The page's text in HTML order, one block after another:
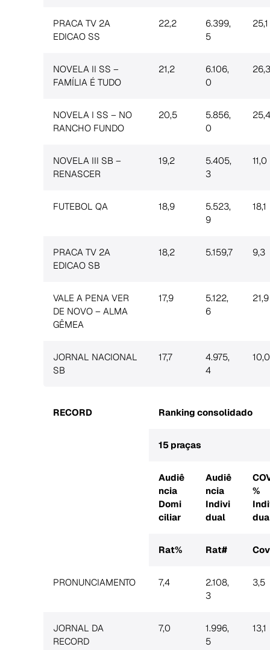
PRACA TV 2A
EDICAO SS
22,2
6.399,
5
25,1
NOVELA II SS –
FAMÍLIA É TUDO
21,2
6.106,
0
26,3
NOVELA I SS – NO
RANCHO FUNDO
20,5
5.856,
0
25,4
NOVELA III SB –
RENASCER
19,2
5.405,
3
11,0
FUTEBOL QA 18,9
5.523,
9
18,1
PRACA TV 2A
EDICAO SB
18,2 5.159,7 9,3
VALE A PENA VER
DE NOVO – ALMA
GÊMEA
17,9
5.122,
6
21,9
JORNAL NACIONAL
SB
17,7
4.975,
4
10,0
RECORD Ranking consolidado
15 praças
Audiê
ncia
Domi
ciliar
Audiê
ncia
Indivi
dual
%
Rat% Rat#
PRONUNCIAMENTO 7,4
2.108,
3
3,5
JORNAL DA
RECORD
7,0
1.996,
5
13,1